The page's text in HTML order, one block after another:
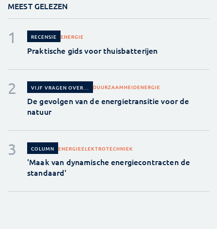
MEEST GELEZEN
RECENSIE ENERGIE
Praktische gids voor thuisbatterijen
VIJF VRAGEN OVER... DUURZAAMHEIDENERGIE
De gevolgen van de energietransitie voor de
natuur
COLUMN ENERGIEELEKTROTECHNIEK
'Maak van dynamische energiecontracten de
standaard'